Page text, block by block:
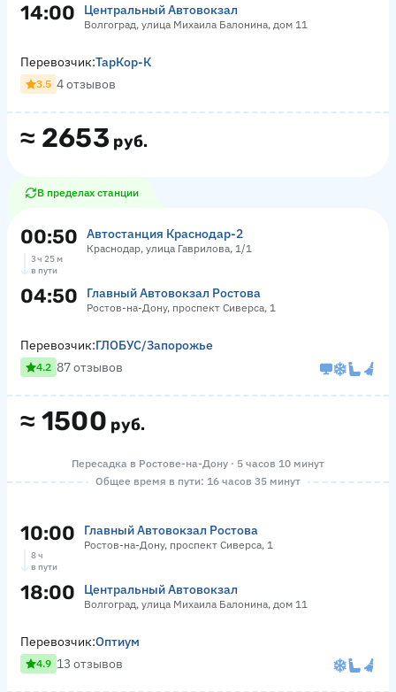
14:00 Центральный Автовокзал
Волгоград, улица Михаила Балонина, дом 11
≈ 2653 руб.
Перевозчик:ТарКор-К
3.5 4 отзывов
В пределах станции
00:50 Автостанция Краснодар-2
Краснодар, улица Гаврилова, 1/1
3 ч 25 м
в пути
04:50 Главный Автовокзал Ростова
Ростов-на-Дону, проспект Сиверса, 1
≈ 1500 руб.
Перевозчик:ГЛОБУС/Запорожье
4.2 87 отзывов
Пересадка в Ростове-на-Дону · 5 часов 10 минут
Общее время в пути: 16 часов 35 минут
10:00 Главный Автовокзал Ростова
Ростов-на-Дону, проспект Сиверса, 1
8 ч
в пути
18:00 Центральный Автовокзал
Волгоград, улица Михаила Балонина, дом 11
Перевозчик:Оптиум
4.9 13 отзывов